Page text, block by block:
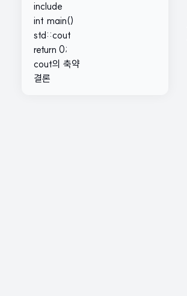
include
int main()
std::cout
return 0;
cout의 축약
결론